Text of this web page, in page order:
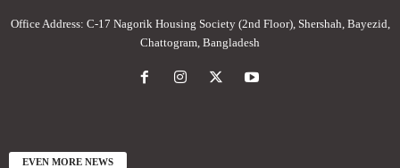
Office Address: C-17 Nagorik Housing Society (2nd Floor), Shershah, Bayezid,
Chattogram, Bangladesh
EVEN MORE NEWS